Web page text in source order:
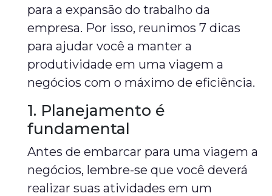
para a expansão do trabalho da
empresa. Por isso, reunimos 7 dicas
para ajudar você a manter a
produtividade em uma viagem a
negócios com o máximo de eficiência.
1. Planejamento é
fundamental
Antes de embarcar para uma viagem a
negócios, lembre-se que você deverá
realizar suas atividades em um